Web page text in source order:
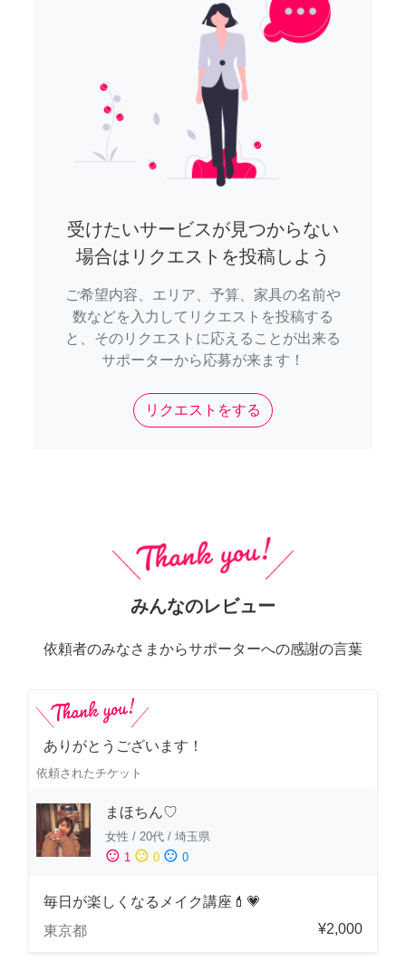
受けたいサービスが見つからない
場合はリクエストを投稿しよう
ご希望内容、エリア、予算、家具の名前や
数などを入力してリクエストを投稿する
と、そのリクエストに応えることが出来る
サポーターから応募が来ます！
リクエストをする
みんなのレビュー
依頼者のみなさまからサポーターへの感謝の言葉
ありがとうございます！
依頼されたチケット
まほちん♡
女性 / 20代 / 埼玉県
sentiment_satisfied 1 sentiment_neutral 0 sentiment_dissatisfied 0
毎日が楽しくなるメイク講座💄💗
東京都
¥2,000